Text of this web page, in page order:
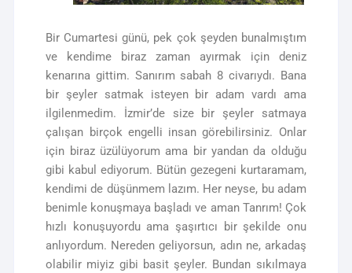
Bir Cumartesi günü, pek çok şeyden bunalmıştım
ve kendime biraz zaman ayırmak için deniz
kenarına gittim. Sanırım sabah 8 civarıydı. Bana
bir şeyler satmak isteyen bir adam vardı ama
ilgilenmedim. İzmir’de size bir şeyler satmaya
çalışan birçok engelli insan görebilirsiniz. Onlar
için biraz üzülüyorum ama bir yandan da olduğu
gibi kabul ediyorum. Bütün gezegeni kurtaramam,
kendimi de düşünmem lazım. Her neyse, bu adam
benimle konuşmaya başladı ve aman Tanrım! Çok
hızlı konuşuyordu ama şaşırtıcı bir şekilde onu
anlıyordum. Nereden geliyorsun, adın ne, arkadaş
olabilir miyiz gibi basit şeyler. Bundan sıkılmaya